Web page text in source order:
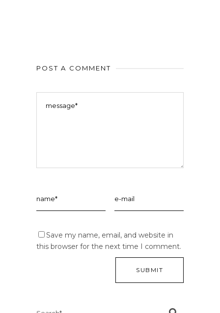
POST A COMMENT
Save my name, email, and website in
this browser for the next time I comment.